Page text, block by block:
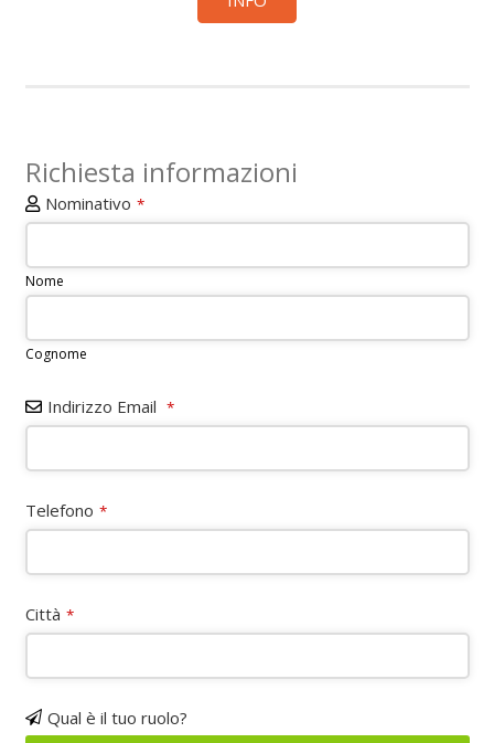
Richiesta informazioni
Nominativo *
Nome
Cognome
Indirizzo Email *
Telefono *
Città *
Qual è il tuo ruolo?